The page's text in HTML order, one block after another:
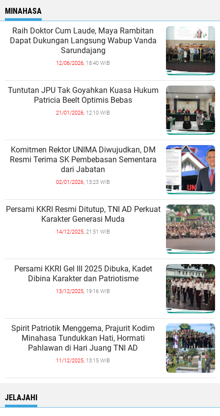
MINAHASA
Raih Doktor Cum Laude, Maya Rambitan
Dapat Dukungan Langsung Wabup Vanda
Sarundajang
12/06/2026, 18:40 WIB
Tuntutan JPU Tak Goyahkan Kuasa Hukum
Patricia Beelt Optimis Bebas
21/01/2026, 12:10 WIB
Komitmen Rektor UNIMA Diwujudkan, DM
Resmi Terima SK Pembebasan Sementara
dari Jabatan
02/01/2026, 13:23 WIB
Persami KKRI Resmi Ditutup, TNI AD Perkuat
Karakter Generasi Muda
14/12/2025, 21:51 WIB
Persami KKRI Gel III 2025 Dibuka, Kadet
Dibina Karakter dan Patriotisme
13/12/2025, 19:16 WIB
Spirit Patriotik Menggema, Prajurit Kodim
Minahasa Tundukkan Hati, Hormati
Pahlawan di Hari Juang TNI AD
11/12/2025, 13:15 WIB
JELAJAHI